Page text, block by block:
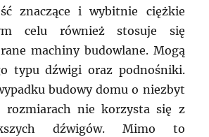
znaczące i wybitnie ciężkie
celu również stosuje się
machiny budowlane. Mogą
typu dźwigi oraz podnośniki.
budowy domu o niezbyt
rozmiarach nie korzysta się z
dźwigów. Mimo to